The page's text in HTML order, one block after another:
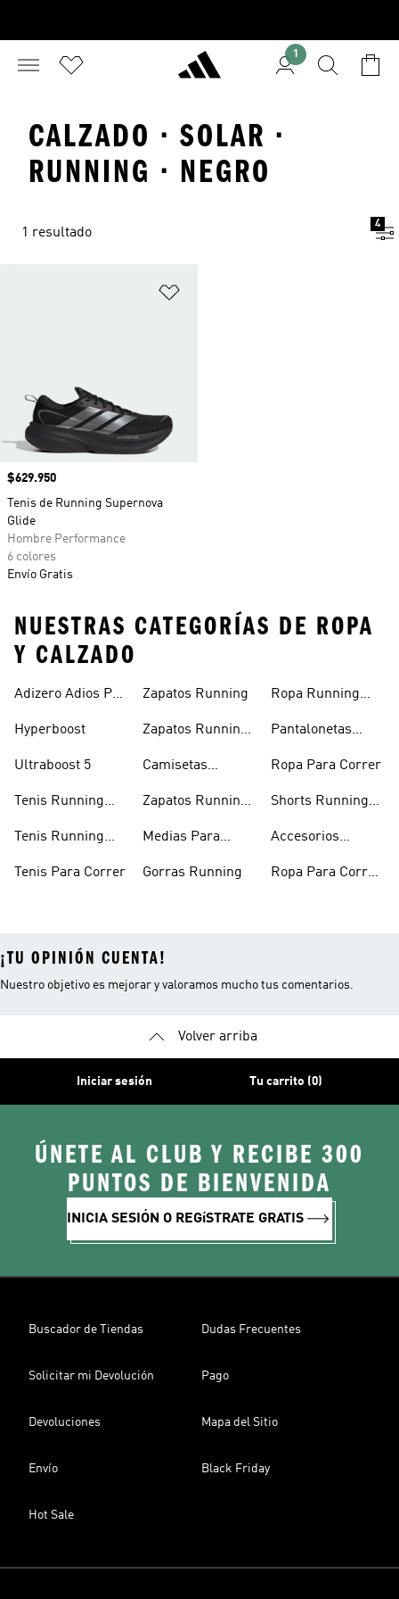
1
CALZADO · SOLAR ·
RUNNING · NEGRO
1 resultado
4
Precio
$629.950
Tenis de Running Supernova
Glide
Hombre Performance
6 colores
Envío Gratis
NUESTRAS CATEGORÍAS DE ROPA
Y CALZADO
Adizero Adios Pro
Hyperboost
Ultraboost 5
Tenis Running
Tenis Running
Tenis Para Correr
Zapatos Running
Zapatos Running
Camisetas
Zapatos Running
Medias Para
Gorras Running
Ropa Running
Pantalonetas
Ropa Para Correr
Shorts Running
Accesorios
Ropa Para Correr
¡TU OPINIÓN CUENTA!
Nuestro objetivo es mejorar y valoramos mucho tus comentarios.
Volver arriba
Iniciar sesión Tu carrito (0)
ÚNETE AL CLUB Y RECIBE 300
PUNTOS DE BIENVENIDA
INICIA SESIÓN O REGíSTRATE GRATIS
Buscador de Tiendas Dudas Frecuentes
Solicitar mi Devolución Pago
Devoluciones Mapa del Sitio
Envío Black Friday
Hot Sale